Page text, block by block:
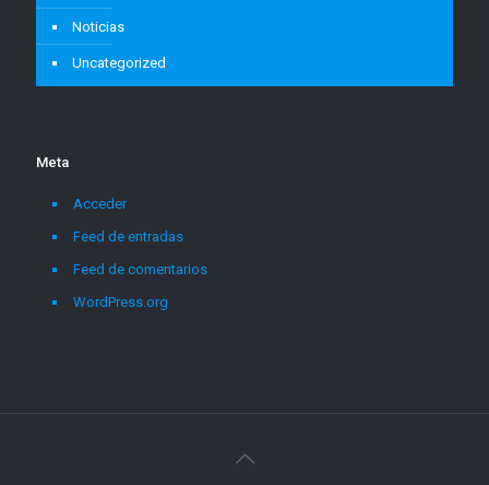
Noticias
Uncategorized
Meta
Acceder
Feed de entradas
Feed de comentarios
WordPress.org